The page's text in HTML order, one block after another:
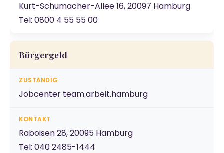
Kurt-Schumacher-Allee 16, 20097 Hamburg
Tel: 0800 4 55 55 00
Bürgergeld
Jobcenter team.arbeit.hamburg
Raboisen 28, 20095 Hamburg
Tel: 040 2485-1444